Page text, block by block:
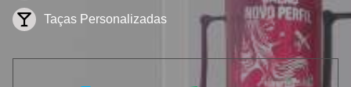
Taças Personalizadas